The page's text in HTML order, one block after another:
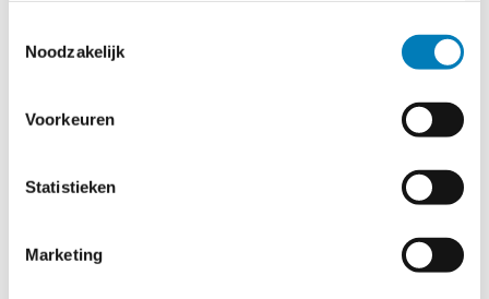
Noodzakelijk
Voorkeuren
Statistieken
Marketing